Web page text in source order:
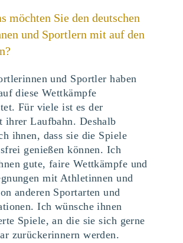
möchten Sie den deutschen
und Sportlern mit auf den
und Sportler haben
diese Wettkämpfe
Für viele ist es der
ihrer Laufbahn. Deshalb
ihnen, dass sie die Spiele
genießen können. Ich
gute, faire Wettkämpfe und
mit Athletinnen und
anderen Sportarten und
Ich wünsche ihnen
Spiele, an die sie sich gerne
zurückerinnern werden.